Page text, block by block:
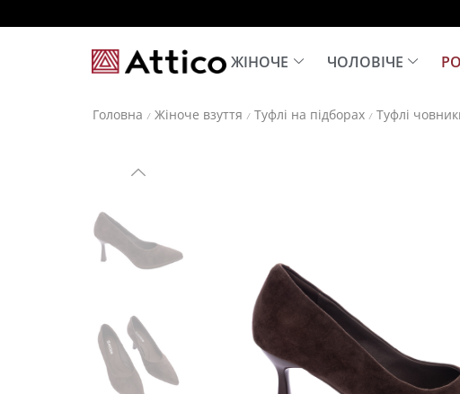
ЖІНОЧЕ ЧОЛОВІЧЕ
Головна / Жіноче взуття / Туфлі на підборах / Туфлі